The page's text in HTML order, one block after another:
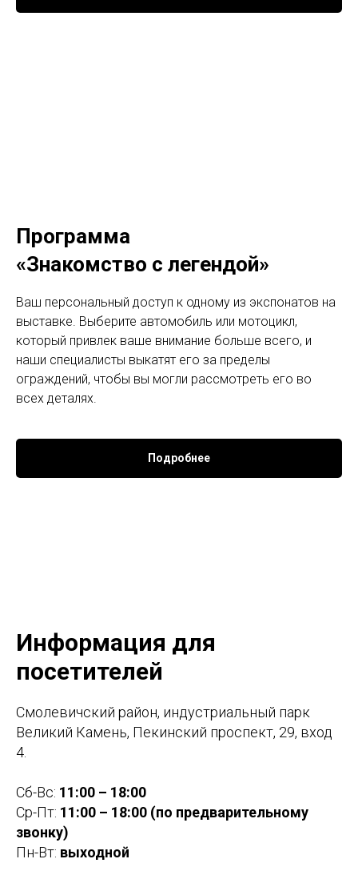
Программа
«Знакомство с легендой»
Ваш персональный доступ к одному из экспонатов на
выставке. Выберите автомобиль или мотоцикл,
который привлек ваше внимание больше всего, и
наши специалисты выкатят его за пределы
ограждений, чтобы вы могли рассмотреть его во
всех деталях.
Подробнее
Информация для
посетителей
Смолевичский район, индустриальный парк
Великий Камень, Пекинский проспект, 29, вход
4.
Сб-Вс: 11:00 – 18:00
Ср-Пт: 11:00 – 18:00 (по предварительному
звонку)
Пн-Вт: выходной